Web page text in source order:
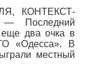
КОНТЕКСТ-
Последний
два очка в
«Одесса». В
местный